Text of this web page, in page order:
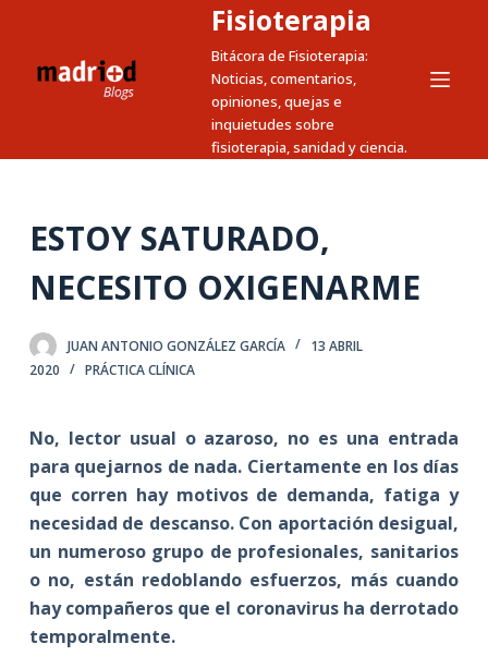
r
e
d
o
Fisioterapia
Bitácora de Fisioterapia:
Noticias, comentarios,
opiniones, quejas e
inquietudes sobre
fisioterapia, sanidad y ciencia.
ESTOY SATURADO,
NECESITO OXIGENARME
JUAN ANTONIO GONZÁLEZ GARCÍA
13 ABRIL
2020
PRÁCTICA CLÍNICA
No, lector usual o azaroso, no es una entrada
para quejarnos de nada. Ciertamente en los días
que corren hay motivos de demanda, fatiga y
necesidad de descanso. Con aportación desigual,
un numeroso grupo de profesionales, sanitarios
o no, están redoblando esfuerzos, más cuando
hay compañeros que el coronavirus ha derrotado
temporalmente.